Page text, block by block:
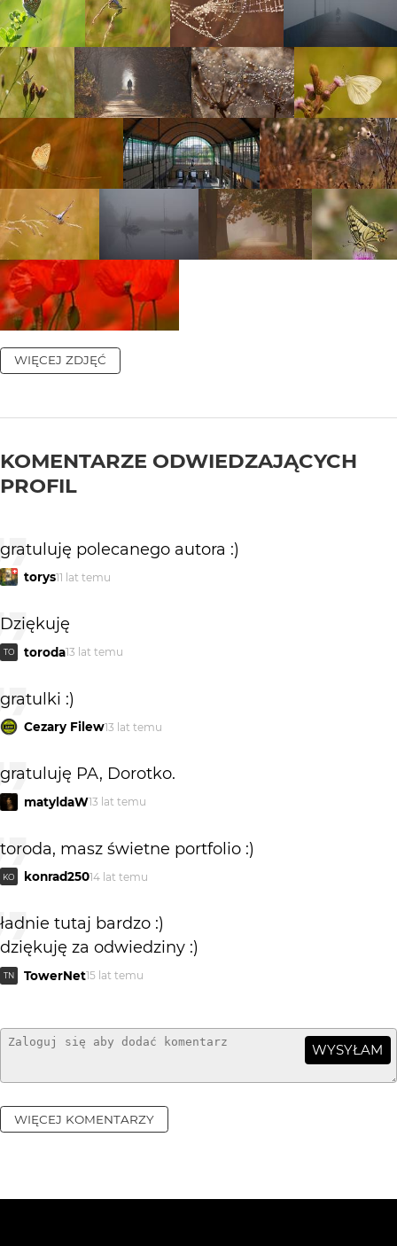
WIĘCEJ ZDJĘĆ
KOMENTARZE ODWIEDZAJĄCYCH
PROFIL
gratuluję polecanego autora :)
torys11 lat temu
Dziękuję
TO toroda13 lat temu
gratulki :)
Cezary Filew13 lat temu
gratuluję PA, Dorotko.
matyldaW13 lat temu
toroda, masz świetne portfolio :)
KO konrad25014 lat temu
ładnie tutaj bardzo :)
dziękuję za odwiedziny :)
TN TowerNet15 lat temu
WYSYŁAM
WIĘCEJ KOMENTARZY